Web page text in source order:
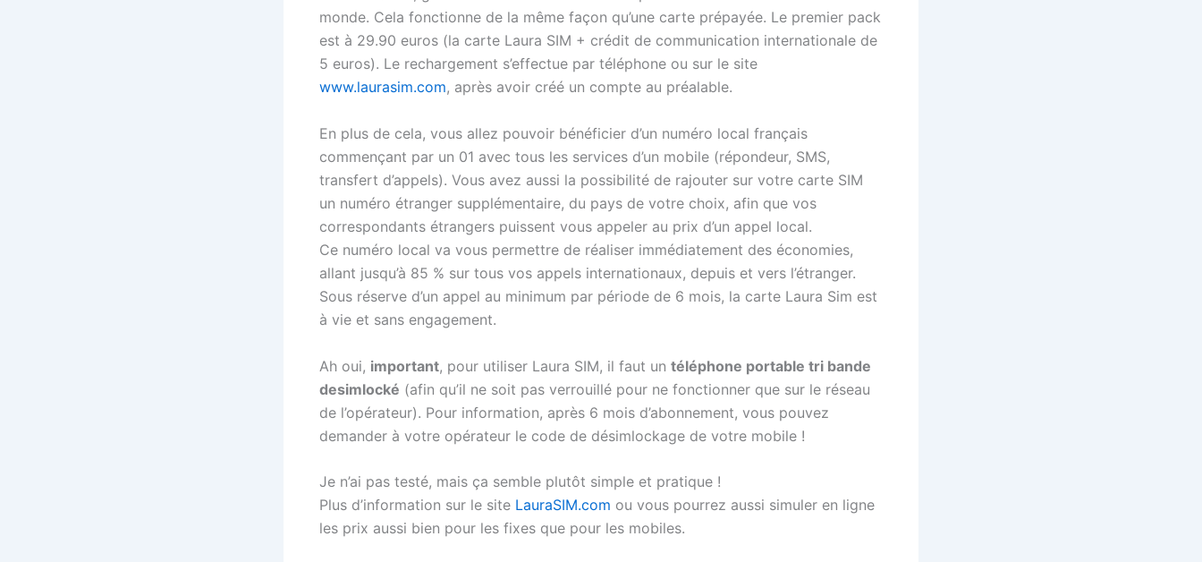
monde. Cela fonctionne de la même façon qu’une carte prépayée. Le premier pack
est à 29.90 euros (la carte Laura SIM + crédit de communication internationale de
5 euros). Le rechargement s’effectue par téléphone ou sur le site
www.laurasim.com, après avoir créé un compte au préalable.
En plus de cela, vous allez pouvoir bénéficier d’un numéro local français
commençant par un 01 avec tous les services d’un mobile (répondeur, SMS,
transfert d’appels). Vous avez aussi la possibilité de rajouter sur votre carte SIM
un numéro étranger supplémentaire, du pays de votre choix, afin que vos
correspondants étrangers puissent vous appeler au prix d’un appel local.
Ce numéro local va vous permettre de réaliser immédiatement des économies,
allant jusqu’à 85 % sur tous vos appels internationaux, depuis et vers l’étranger.
Sous réserve d’un appel au minimum par période de 6 mois, la carte Laura Sim est
à vie et sans engagement.
Ah oui, important, pour utiliser Laura SIM, il faut un téléphone portable tri bande
desimlocké (afin qu’il ne soit pas verrouillé pour ne fonctionner que sur le réseau
de l’opérateur). Pour information, après 6 mois d’abonnement, vous pouvez
demander à votre opérateur le code de désimlockage de votre mobile !
Je n’ai pas testé, mais ça semble plutôt simple et pratique !
Plus d’information sur le site LauraSIM.com ou vous pourrez aussi simuler en ligne
les prix aussi bien pour les fixes que pour les mobiles.